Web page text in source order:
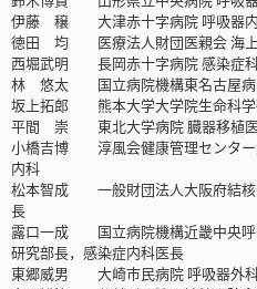
伊藤 穣 大津赤十字病院 呼吸器内
徳田 均 医療法人財団医親会 海上
西堀武明 長岡赤十字病院 感染症
林 悠太 国立病院機構東名古屋病
坂上拓郎 熊本大学大学院生命科学
平間 崇 東北大学病院 臓器移植医
小橋吉博 淳風会健康管理センター
内科
松本智成 一般財団法人大阪府結核
長
露口一成 国立病院機構近畿中央呼
研究部長，感染症内科医長
東郷威男 大崎市民病院 呼吸器外